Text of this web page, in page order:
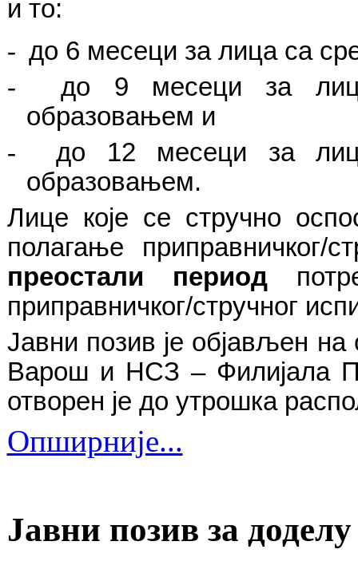
и то:
- до 6 месеци за лица са
-
до 9 месеци за
образовањем и
-
до 12 месеци за
образовањем.
Лице које се стручно
полагање приправничког/
преостали период
приправничког/стручног
Јавни позив је објављен
Варош и НСЗ – Филијала
отворен је до утрошка
Опширније...
Јавни позив за